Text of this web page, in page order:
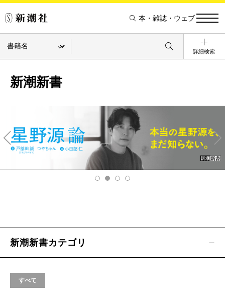
本・雑誌・ウェブ
詳細検索
新潮新書
v
Ne
xt
新潮新書カテゴリ
すべて